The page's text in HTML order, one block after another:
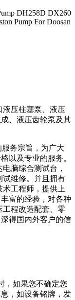
DH258D DX260
Pump For Doosan
压柱塞泵、液压
、液压齿轮泵及其
务宗旨，为广大
以及专业的服务。
脑综合测试台，
试维修。并且拥有
工程师，提供上
富的经验，对各种
程改造配套、零
得国内外客户的信
如果您不确定您
，如设备铭牌，发